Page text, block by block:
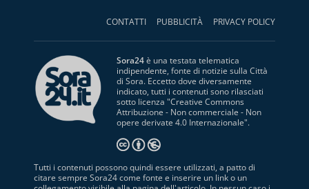
CONTATTI PUBBLICITÀ PRIVACY POLICY
Sora24è una testata telematica
indipendente, fonte di notizie sulla Città
di Sora. Eccetto dove diversamente
indicato, tutti i contenuti sono rilasciati
sotto licenza "Creative Commons
Attribuzione - Non commerciale - Non
opere derivate 4.0 Internazionale".
Tutti i contenuti possono quindi essere utilizzati, a patto di
citare sempre Sora24 come fonte e inserire un link o un